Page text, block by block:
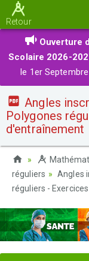
Retour
Ouverture
Scolaire 2026-
le 1er
Angles
Polygones
d'entraînement
réguliers
Angles
réguliers -